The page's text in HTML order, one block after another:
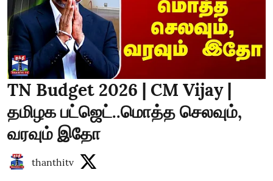
TN Budget 2026 | CM Vijay |
தமிழக பட்ஜெட்..மொத்த செலவும்,
வரவும் இதோ
thanthitv